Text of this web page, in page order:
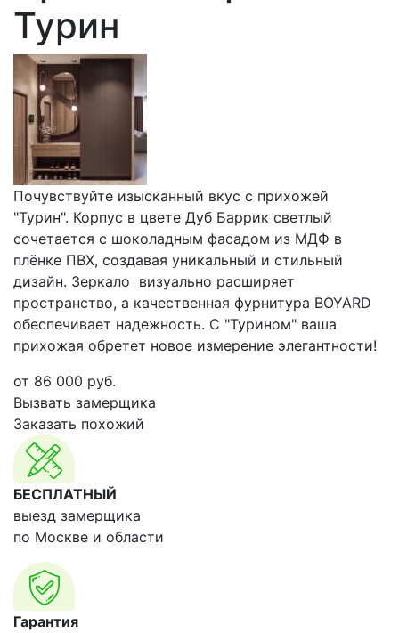
Турин
Почувствуйте изысканный вкус с прихожей
"Турин". Корпус в цвете Дуб Баррик светлый
сочетается с шоколадным фасадом из МДФ в
плёнке ПВХ, создавая уникальный и стильный
дизайн. Зеркало визуально расширяет
пространство, а качественная фурнитура BOYARD
обеспечивает надежность. С "Турином" ваша
прихожая обретет новое измерение элегантности!
от 86 000 руб.
Вызвать замерщика
Заказать похожий
БЕСПЛАТНЫЙ
выезд замерщика
по Москве и области
Гарантия